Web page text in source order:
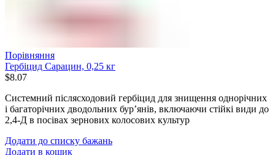
Порівняння
Гербіцид Сарацин, 0,25 кг
$8.07
Системний післясходовий гербіцид для знищення однорічних
і багаторічних дводольних бур’янів, включаючи стійкі види до
2,4-Д в посівах зернових колосових культур
Додати до списку бажань
Додати в кошик